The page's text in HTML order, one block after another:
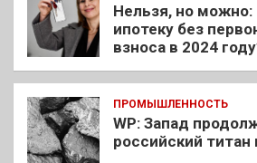
Нельзя, но можно:
ипотеку без
взноса в 2024
ПРОМЫШЛЕННОСТЬ
WP: Запад
российский титан